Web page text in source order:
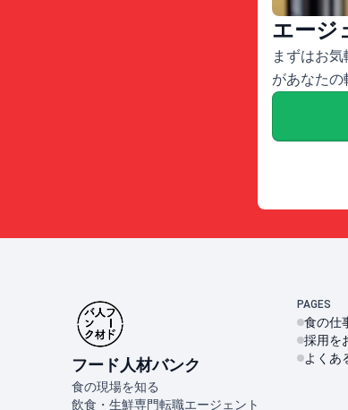
エージ
まずはお
があなたの
フード人材バンク
食の現場を知る
飲食・生鮮専門転職エージェント
PAGES
食の仕
採用を
よくあ